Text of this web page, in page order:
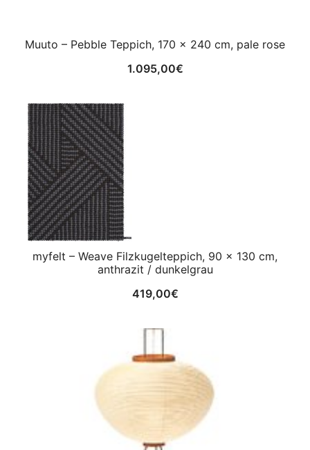
Muuto – Pebble Teppich, 170 x 240 cm, pale rose
1.095,00€
myfelt – Weave Filzkugelteppich, 90 x 130 cm,
anthrazit / dunkelgrau
419,00€